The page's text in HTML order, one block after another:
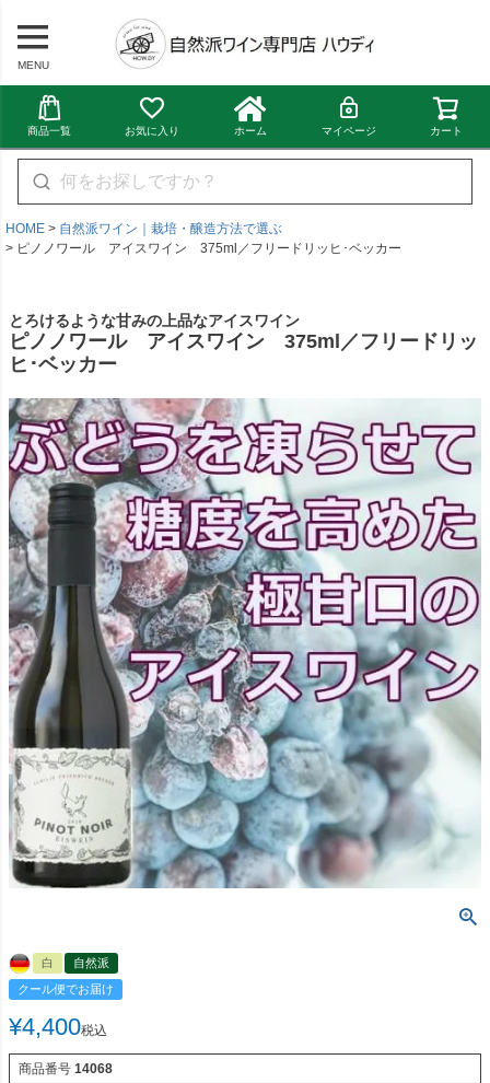
MENU
商品一覧 お気に入り ホーム マイページ カート
HOME
自然派ワイン｜栽培・醸造方法で選ぶ
ピノノワール アイスワイン 375ml／フリードリッヒ･ベッカー
とろけるような甘みの上品なアイスワイン
ピノノワール アイスワイン 375ml／フリードリッ
ヒ･ベッカー
白
自然派
クール便でお届け
¥4,400税込
商品番号 14068